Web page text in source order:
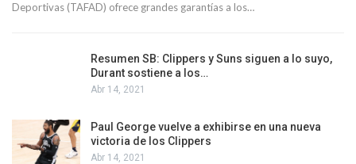
Deportivas (TAFAD) ofrece grandes garantías a los…
Resumen SB: Clippers y Suns siguen a lo suyo,
Durant sostiene a los…
Abr 14, 2021
Paul George vuelve a exhibirse en una nueva
victoria de los Clippers
Abr 14, 2021